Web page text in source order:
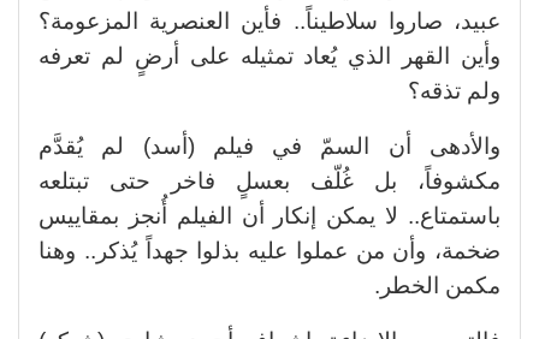
عبيد، صاروا سلاطيناً.. فأين العنصرية المزعومة؟
وأين القهر الذي يُعاد تمثيله على أرضٍ لم تعرفه
ولم تذقه؟
والأدهى أن السمّ في فيلم (أسد) لم يُقدَّم
مكشوفاً، بل غُلّف بعسلٍ فاخر حتى تبتلعه
باستمتاع.. لا يمكن إنكار أن الفيلم أُنجز بمقاييس
ضخمة، وأن من عملوا عليه بذلوا جهداً يُذكر.. وهنا
مكمن الخطر.